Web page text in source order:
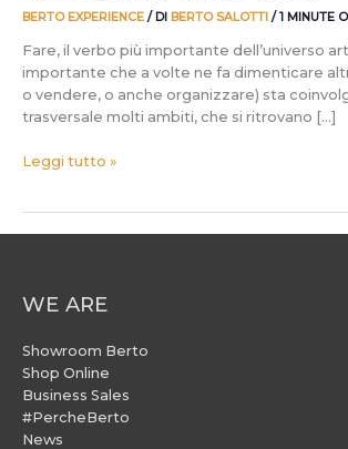
BERTO EXPERIENCE / DI BERTO SALOTTI /1 MINUTE
Fare, il verbo più importante dell’universo
importante che a volte ne fa dimenticare
o vendere, o anche organizzare) sta
trasversale molti ambiti, che si ritrovano […]
Leggi tutto »
WE ARE
Showroom Berto
Shop Online
Business Sales
#PercheBerto
News